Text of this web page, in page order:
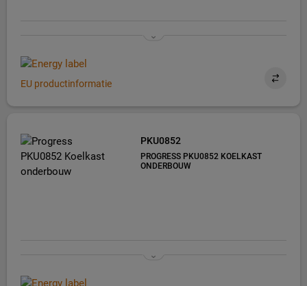
EU productinformatie
PKU0852
PROGRESS PKU0852 KOELKAST
ONDERBOUW